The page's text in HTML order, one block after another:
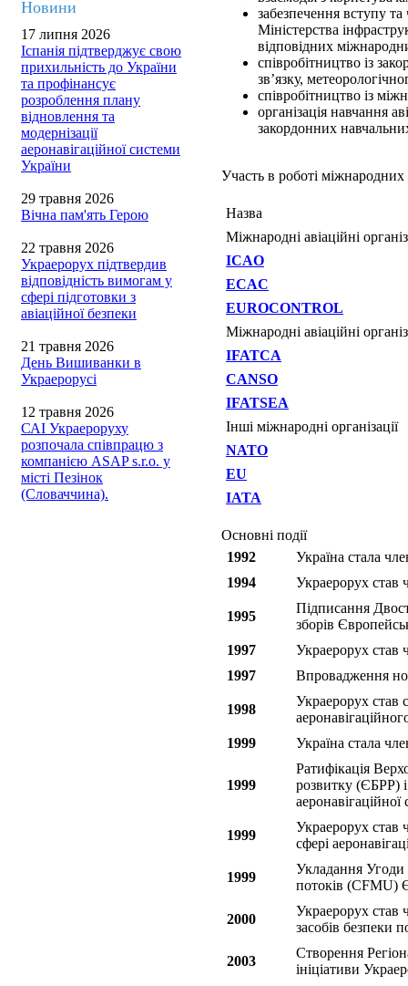
Новини
17 липня 2026
Іспанія підтверджує свою
прихильність до України
та профінансує
розроблення плану
відновлення та
модернізації
аеронавігаційної системи
України
29 травня 2026
Вічна пам'ять Герою
22 травня 2026
Украерорух підтвердив
відповідність вимогам у
сфері підготовки з
авіаційної безпеки
21 травня 2026
День Вишиванки в
Украерорусі
12 травня 2026
САІ Украероруху
розпочала співпрацю з
компанією ASAP s.r.o. у
місті Пезінок
(Словаччина).
забезпечення вступу
Міністерства
відповідних
співробітництво із
зв’язку,
співробітництво із
організація навчання
закордонних
Участь в роботі міжнародних
Назва
Міжнародні авіаційні
ICAO
ECAC
EUROCONTROL
Міжнародні авіаційні
IFATCA
CANSO
IFATSEA
Інші міжнародні організації
NATO
EU
IATA
Основні події
1992
Україна стала
1994
Украерорух став
1995
Підписання
зборів
1997
Украерорух став
1997
Впровадження
1998
Украерорух став
1999
Україна стала
1999
Ратифікація
розвитку (ЄБРР) і
1999
Украерорух став
сфері
1999
Укладання Угоди
потоків
2000
Украерорух став
засобів безпеки
2003
Створення
ініціативи